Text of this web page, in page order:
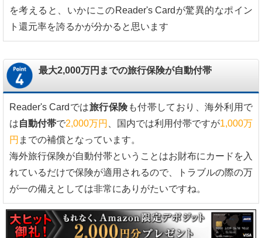
を考えると、いかにこのReader's Cardが驚異的なポイン
ト還元率を誇るかが分かると思います
最大2,000万円までの旅行保険が自動付帯
Reader's Cardでは旅行保険も付帯しており、海外利用で
は自動付帯で2,000万円 、国内では利用付帯ですが1,000万
円 までの補償となっています。
海外旅行保険が自動付帯ということはお財布にカードを入
れているだけで保険が適用されるので、トラブルの際の万
が一の備えとしては非常にありがたいですね。